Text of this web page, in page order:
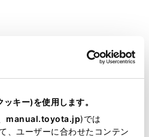
キー)を使用します。
manual.toyota.jp)では
、ユーザーに合わせたコンテン
装備説明/用語解説